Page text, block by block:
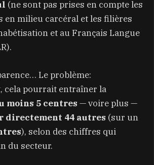
(ne sont pas prises en compte les
en milieu carcéral et les filières
et au Français Langue
Le problème:
cela pourrait entraîner la
moins 5 centres — voire plus —
directement 44 autres (sur un
), selon des chiffres qui
du secteur.